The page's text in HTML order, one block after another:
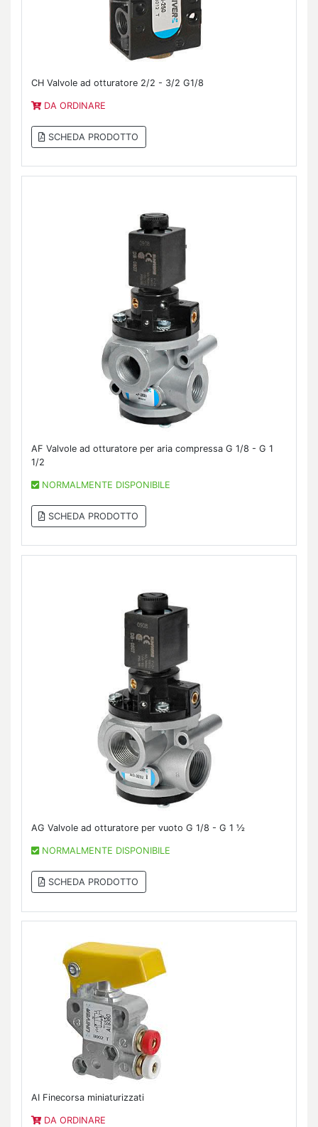
CH Valvole ad otturatore 2/2 - 3/2 G1/8
DA ORDINARE
SCHEDA PRODOTTO
AF Valvole ad otturatore per aria compressa G 1/8 - G 1
1/2
NORMALMENTE DISPONIBILE
SCHEDA PRODOTTO
AG Valvole ad otturatore per vuoto G 1/8 - G 1 ½
NORMALMENTE DISPONIBILE
SCHEDA PRODOTTO
AI Finecorsa miniaturizzati
DA ORDINARE